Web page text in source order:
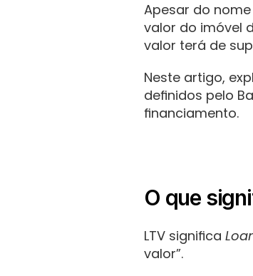
Apesar do
valor do imóvel
valor terá de
Neste artigo,
definidos pelo
financiamento.
O que
LTV significa
valor”.